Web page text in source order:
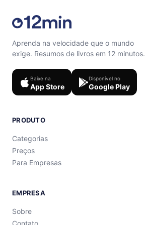
Aprenda na velocidade que o mundo
exige. Resumos de livros em 12 minutos.
Baixe na
App Store
Disponível no
Google Play
PRODUTO
Categorias
Preços
Para Empresas
EMPRESA
Sobre
Contato